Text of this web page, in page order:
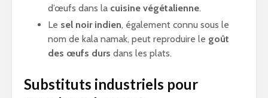
d’œufs dans la cuisine végétalienne.
Le sel noir indien, également connu sous le
nom de kala namak, peut reproduire le goût
des œufs durs dans les plats.
Substituts industriels pour